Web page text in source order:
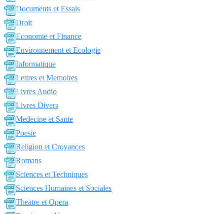
Documents et Essais
Droit
Economie et Finance
Environnement et Ecologie
Informatique
Lettres et Memoires
Livres Audio
Livres Divers
Medecine et Sante
Poesie
Religion et Croyances
Romans
Sciences et Techniques
Sciences Humaines et Sociales
Theatre et Opera